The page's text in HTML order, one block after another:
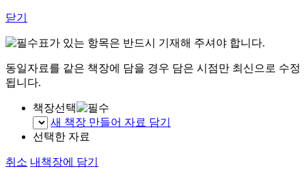
닫기
표가 있는 항목은 반드시 기재해 주셔야 합니다.
동일자료를 같은 책장에 담을 경우 담은 시점만 최신으로 수정
됩니다.
책장선택
새 책장 만들어 자료 담기
선택한 자료
취소 내책장에 담기